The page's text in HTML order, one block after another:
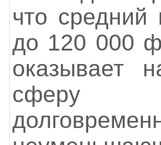
что
до 120 000
оказывает
сферу